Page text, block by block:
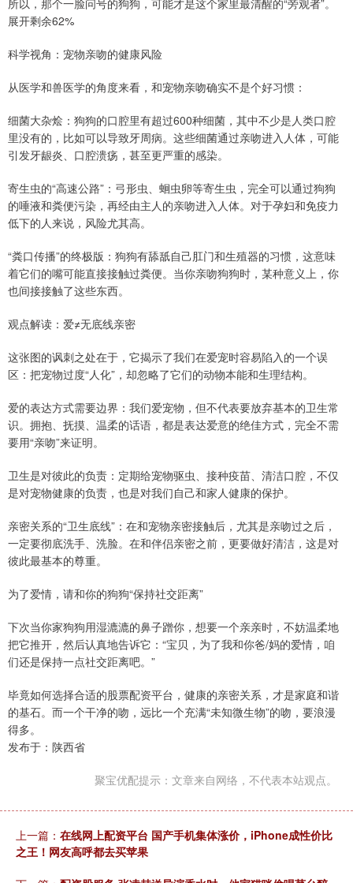
所以，那个一脸问号的狗狗，可能才是这个家里最清醒的“旁观者”。
展开剩余62%
科学视角：宠物亲吻的健康风险
从医学和兽医学的角度来看，和宠物亲吻确实不是个好习惯：
细菌大杂烩：狗狗的口腔里有超过600种细菌，其中不少是人类口腔
里没有的，比如可以导致牙周病。这些细菌通过亲吻进入人体，可能
引发牙龈炎、口腔溃疡，甚至更严重的感染。
寄生虫的“高速公路”：弓形虫、蛔虫卵等寄生虫，完全可以通过狗狗
的唾液和粪便污染，再经由主人的亲吻进入人体。对于孕妇和免疫力
低下的人来说，风险尤其高。
“粪口传播”的终极版：狗狗有舔舐自己肛门和生殖器的习惯，这意味
着它们的嘴可能直接接触过粪便。当你亲吻狗狗时，某种意义上，你
也间接接触了这些东西。
观点解读：爱≠无底线亲密
这张图的讽刺之处在于，它揭示了我们在爱宠时容易陷入的一个误
区：把宠物过度“人化”，却忽略了它们的动物本能和生理结构。
爱的表达方式需要边界：我们爱宠物，但不代表要放弃基本的卫生常
识。拥抱、抚摸、温柔的话语，都是表达爱意的绝佳方式，完全不需
要用“亲吻”来证明。
卫生是对彼此的负责：定期给宠物驱虫、接种疫苗、清洁口腔，不仅
是对宠物健康的负责，也是对我们自己和家人健康的保护。
亲密关系的“卫生底线”：在和宠物亲密接触后，尤其是亲吻过之后，
一定要彻底洗手、洗脸。在和伴侣亲密之前，更要做好清洁，这是对
彼此最基本的尊重。
为了爱情，请和你的狗狗“保持社交距离”
下次当你家狗狗用湿漉漉的鼻子蹭你，想要一个亲亲时，不妨温柔地
把它推开，然后认真地告诉它：“宝贝，为了我和你爸/妈的爱情，咱
们还是保持一点社交距离吧。”
毕竟如何选择合适的股票配资平台，健康的亲密关系，才是家庭和谐
的基石。而一个干净的吻，远比一个充满“未知微生物”的吻，要浪漫
得多。
发布于：陕西省
聚宝优配提示：文章来自网络，不代表本站观点。
上一篇： 在线网上配资平台 国产手机集体涨价，iPhone成性价比
之王！网友高呼都去买苹果